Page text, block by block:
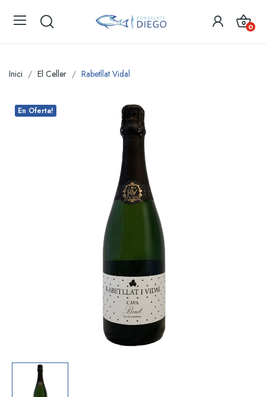
0
Inici El Celler Rabetllat Vidal
En Oferta!